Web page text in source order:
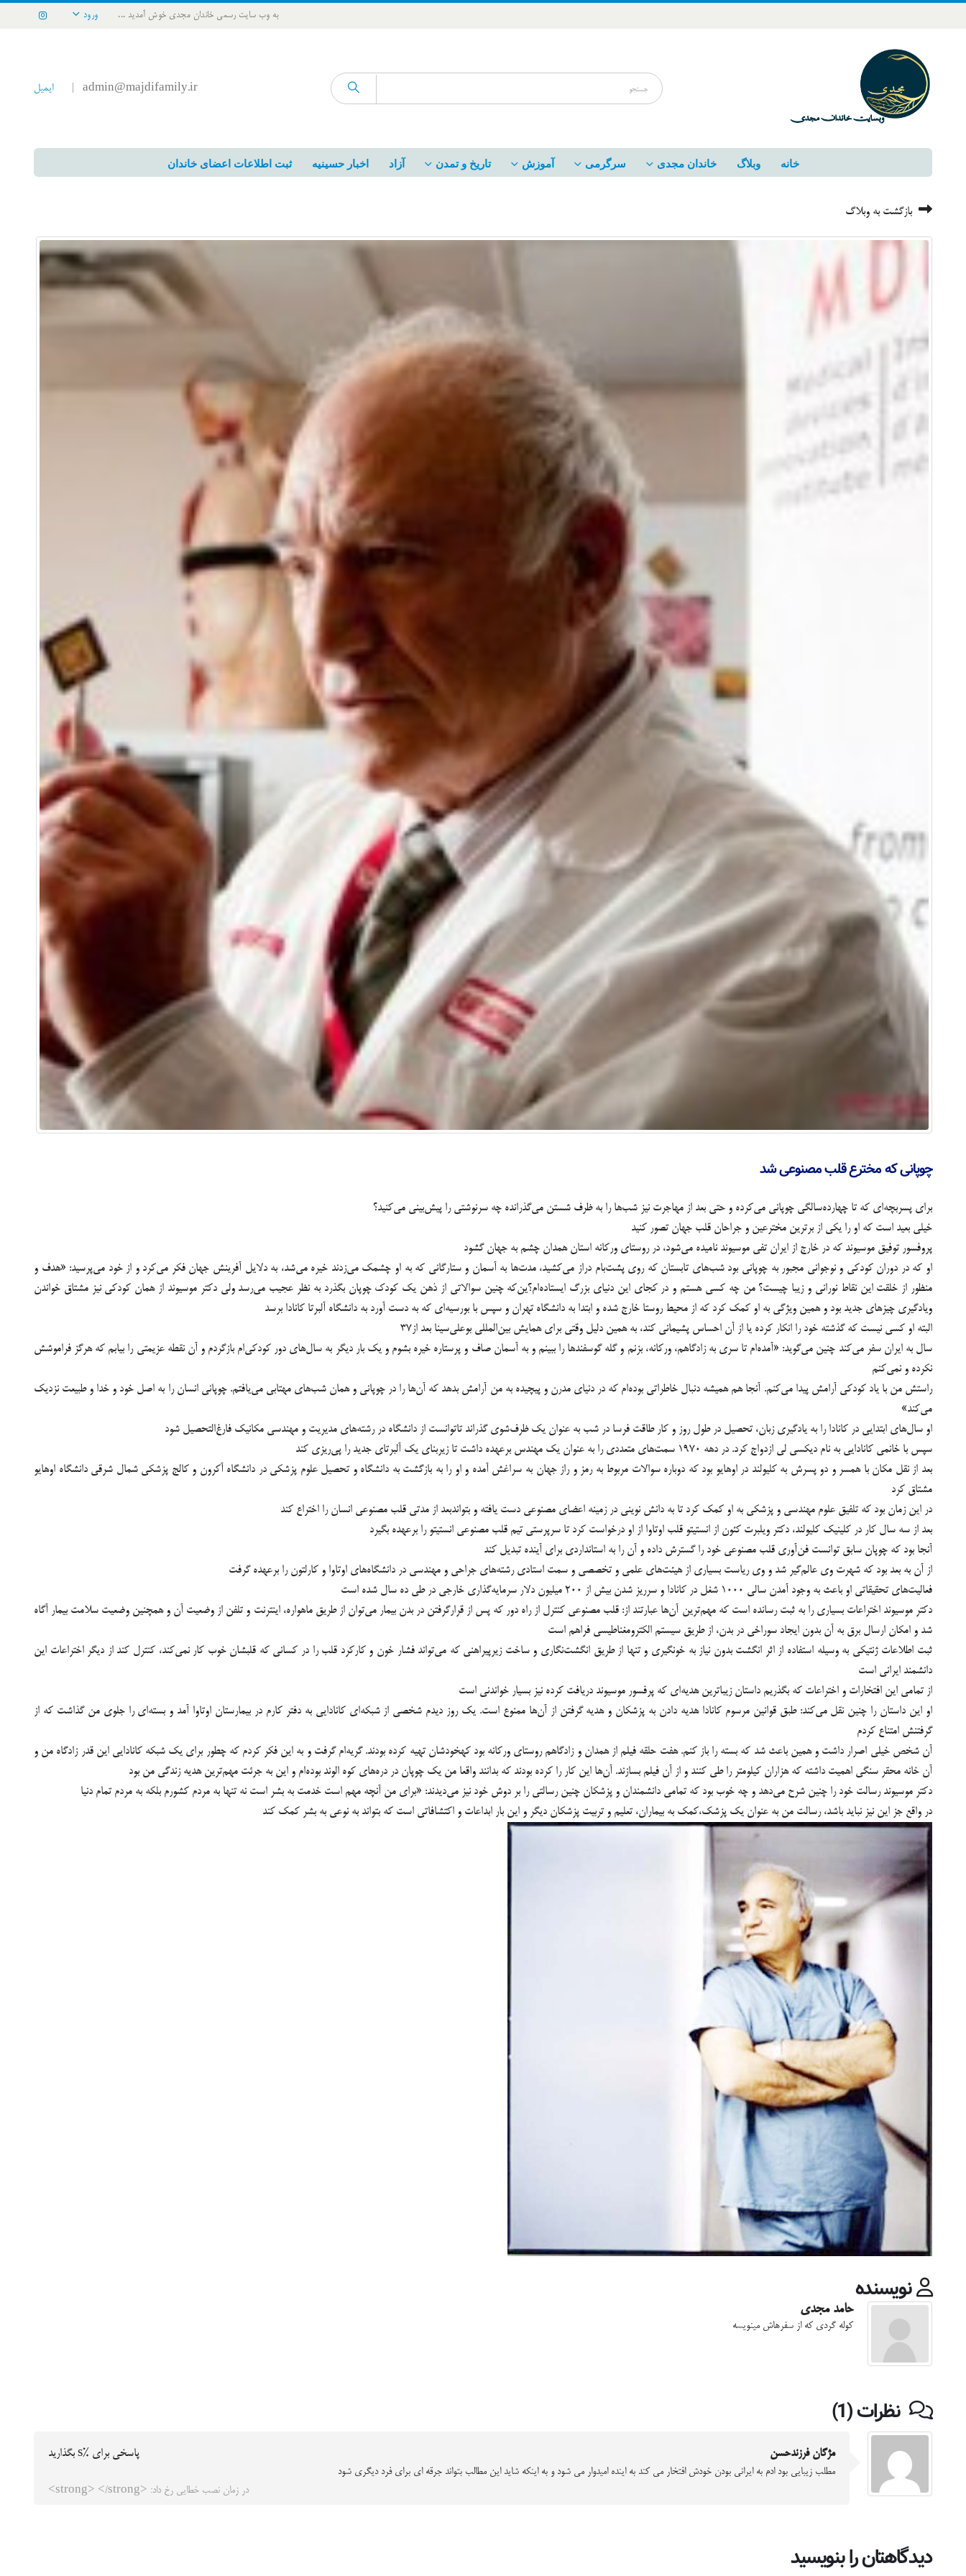
به وب سایت رسمی خاندان مجدی خوش آمدید ... ورود
admin@majdifamily.ir ایمیل
خانه وبلاگ خاندان مجدی سرگرمی آموزش تاریخ و تمدن آزاد اخبار حسینیه ثبت اطلاعات اعضای خاندان
بازگشت به وبلاگ
چوپانی که مخترع قلب مصنوعی شد
براي پسربچه‌ای که تا چهارده‌سالگی چوپانی می‌کرده و حتی بعد از مهاجرت نیز شب‌ها را به ظرف شستن می‌گذرانده چه سرنوشتی را پیش‌بینی می‌کنید؟
خیلی بعید است که او را یکی از برترین مخترعین و جراحان قلب جهان تصور کنید
پروفسور توفیق موسیوند که در خارج از ایران تفی موسیوند نامیده می‌شود، در روستای ورکانه استان همدان چشم به جهان گشود
او که در دوران کودکی و نوجوانی مجبور به چوپانی بود شب‌های تابستان که روی پشت‌بام دراز می‌کشید، مدت‌ها به آسمان و ستارگانی که به او چشمک می‌زدند خیره می‌شد، به دلایل آفرینش جهان فکر می‌کرد و از خود می‌پرسید: «هدف و
منظور از خلقت اين نقاط نوراني و زيبا چيست؟ من چه كسي هستم و در كجاي اين دنياي بزرگ ايستاده‌ام؟ین‌که چنین سوالاتی از ذهن یک کودک چوپان بگذرد به‌ نظر عجیب می‌رسد ولی دکتر موسیوند از همان کودکی نیز مشتاق خواندن
ویادگیری چیزهای جدید بود و همین ویژگی به او کمک کرد که از محیط روستا خارج شده و ابتدا به دانشگاه تهران و سپس با بورسیه‌ای که به دست آورد به دانشگاه آلبرتا کانادا برسد
البته او کسی نیست که گذشته خود را انکار کرده یا از آن احساس پشیمانی کند، به همین دلیل وقتی برای همایش بین‌المللی بوعلی‌سینا بعد از۳۷
سال به ایران سفر می‌کند چنین می‌گوید: «آمده‌ام تا سرى به زادگاهم، ورکانه، بزنم و گله گوسفندها را ببينم و به آسمان صاف و پرستاره خيره بشوم و يك بار ديگر به سال‌هاى دور كودكى‌ام بازگردم و آن نقطه عزيمتى را بيابم كه هرگز فراموشش
نكرده و نمى‌كنم
راستش من با ياد كودكى آرامش پيدا مى‌كنم. آنجا هم هميشه دنبال خاطراتى بوده‌ام كه در دنياى مدرن و پيچيده به من آرامش بدهد كه آن‌ها را در چوپانى و همان شب‌هاى مهتابى مى‌يافتم. چوپانى انسان را به اصل خود و خدا و طبيعت نزديك
مى‌كند»
او سال‌های ابتدایی در کانادا را به یادگیری زبان، تحصیل در طول روز و کار طاقت‌ فرسا در شب به عنوان یک ظرف‌شوی گذراند تاتوانست از دانشگاه در رشته‌های مدیریت و مهندسی مکانیک فارغ‌التحصیل شود
سپس با خانمی کانادایی به نام دیکسی لی ازدواج کرد. در دهه ۱۹۷۰ سمت‌های متعددی را به عنوان یک مهندس برعهده داشت تا زیربنای یک آلبرتای جدید را پی‌ریزی کند
بعد از نقل مکان با همسر و دو پسرش به کلیولند در اوهایو بود که دوباره سوالات مربوط به رمز و راز جهان به سراغش آمده و او را به بازگشت به دانشگاه و تحصیل علوم پزشکی در دانشگاه آکرون و کالج پزشکی شمال‌ شرقی دانشگاه اوهایو
مشتاق کرد
در این زمان بود که تلفیق علوم مهندسی و پزشکی به او کمک کرد تا به دانش نوینی در زمینه اعضای مصنوعی دست یافته و بتواندبعد از مدتی قلب مصنوعی انسان را اختراع کند
بعد از سه سال کار در کلینیک کلیولند، دکتر ویلبرت کئون از انستیتو قلب اوتاوا از او درخواست کرد تا سرپرستی تیم قلب مصنوعی انستیتو را برعهده بگیرد
آنجا بود که چوپان سابق توانست فن‌آوری قلب مصنوعی خود را گسترش داده و آن را به استانداردی برای آینده تبدیل کند
از آن به بعد بود که شهرت وی عالم‌گیر شد و وی ریاست بسیاری از هیئت‌های علمی و تخصصی و سمت استادی رشته‌های جراحی و مهندسی در دانشگاه‌های اوتاوا و کارلتون را برعهده گرفت
فعالیت‌های تحقیقاتی او باعث به وجود آمدن سالی ۱۰۰۰ شغل در کانادا و سرریز شدن بیش از ۲۰۰ میلیون دلار سرمایه‌گذاری خارجی در طی ده سال شده است
دکتر موسیوند اختراعات بسیاری را به ثبت رسانده است که مهم‌ترین آن‌ها عبارتند از: قلب مصنوعی کنترل از راه دور که پس از قرارگرفتن در بدن بيمار مي‌توان از طريق ماهواره، اينترنت و تلفن از وضعيت آن و همچنين وضعيت سلامت بيمار آگاه
شد و امکان ارسال برق به آن بدون ايجاد سوراخي در بدن، از طريق سيستم الکترومغناطيسي فراهم است
ثبت اطلاعات ژنتیکی به وسیله استفاده از اثر انگشت بدون نياز به خونگيري و تنها از طريق انگشت‌نگاري و ساخت زيرپيراهني که مي‌تواند فشار خون و کارکرد قلب را در کساني که قلبشان خوب کار نمي‌کند، کنترل کند از دیگر اختراعات این
دانشمند ایرانی است
از تمامی این افتخارات و اختراعات که بگذریم داستان زیباترین هدیه‌ای که پرفسور موسیوند دریافت کرده نیز بسیار خواندنی است
او این داستان را چنین نقل می‌کند: طبق قوانين مرسوم كانادا هديه دادن به پزشكان و هديه گرفتن از آن‌ها ممنوع است. يك روز ديدم شخصى از شبكه‌ای كانادایی به دفتر كارم در بيمارستان اوتاوا آمد و بسته‌اى را جلوى من گذاشت كه از
گرفتنش امتناع كردم
آن شخص خيلى اصرار داشت و همين باعث شد كه بسته را باز كنم. هفت حلقه فيلم از همدان و زادگاهم روستاى وركانه بود كهخودشان تهيه كرده بودند. گريه‌ام گرفت و به اين فكر كردم كه چطور براى يك شبكه كانادايى اين قدر زادگاه من و
آن خانه محقر سنگى اهميت داشته كه هزاران كيلومتر را طى كنند و از آن فيلم بسازند. آن‌ها اين كار را كرده بودند كه بدانند واقعا من يك چوپان در دره‌هاى كوه الوند بوده‌ام و اين به جرئت مهم‌ترين هديه زندگى من بود
دکتر موسیوند رسالت خود را چنین شرح می‌دهد و چه خوب بود که تمامی دانشمندان و پزشکان چنین رسالتی را بر دوش خود نیز می‌دیدند: «براي من آنچه مهم است خدمت به بشر است نه تنها به مردم كشورم بلكه به مردم تمام دنيا
در واقع جز اين نيز نبايد باشد، رسالت من به عنوان يك پزشك،كمك به بيماران، تعليم و تربيت پزشكان ديگر و اين بار ابداعات و اكتشافاتي است كه بتواند به نوعي به بشر كمك كند
نویسنده
حامد مجدی
کوله گردی که از سفرهاش مینویسه
نظرات (1)
مژگان فرزندحسن پاسخی برای %s بگذارید
مطلب زیبایی بود ادم به ایرانی بودن خودش افتخار می کند به اینده امیدوار می شود و به اینکه شاید این مطالب بتواند جرقه ای برای فرد دیگری شود
در زمان نصب خطایی رخ داد: <strong> </strong>
دیدگاهتان را بنویسید